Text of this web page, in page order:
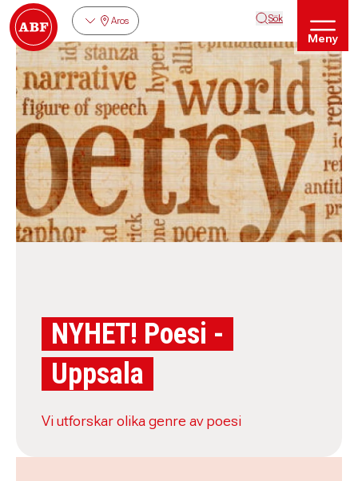
Aros Sök
Meny
NYHET! Poesi -
Uppsala
Vi utforskar olika genre av poesi